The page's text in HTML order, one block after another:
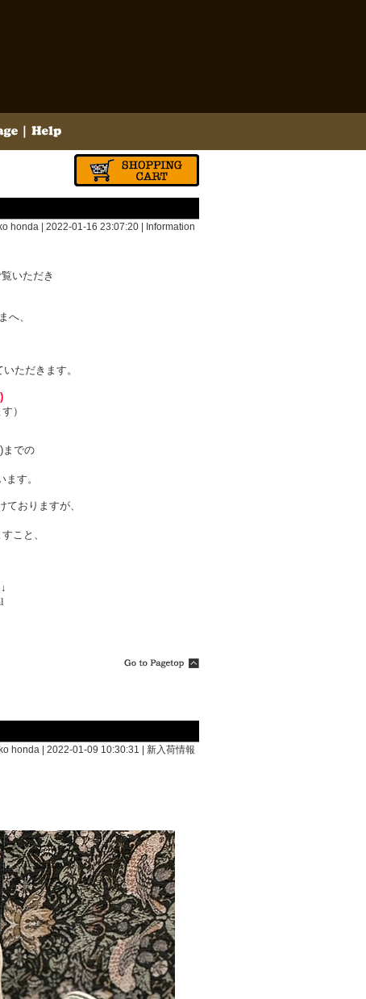
honda | 2022-01-16 23:07:20 | Information
いただき
へ、
ただきます。
）
までの
す。
おりますが、
こと、
honda | 2022-01-09 10:30:31 | 新入荷情報